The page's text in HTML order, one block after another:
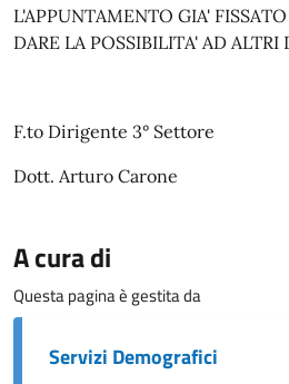
L'APPUNTAMENTO GIA'
DARE LA POSSIBILITA' AD ALTRI
F.to Dirigente 3° Settore
Dott. Arturo Carone
A cura di
Questa pagina è gestita da
Servizi Demografici